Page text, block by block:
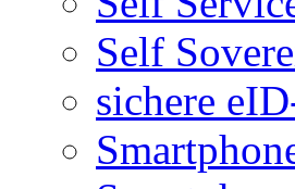
Self
sichere